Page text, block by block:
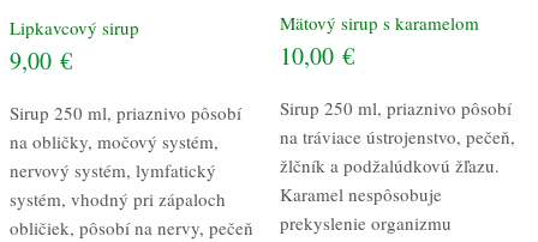
Lipkavcový sirup
9,00 €
Sirup 250 ml, priaznivo pôsobí
na obličky, močový systém,
nervový systém, lymfatický
systém, vhodný pri zápaloch
obličiek, pôsobí na nervy, pečeň
Mätový sirup s karamelom
10,00 €
Sirup 250 ml, priaznivo pôsobí
na tráviace ústrojenstvo, pečeň,
žlčník a podžalúdkovú žľazu.
Karamel nespôsobuje
prekyslenie organizmu